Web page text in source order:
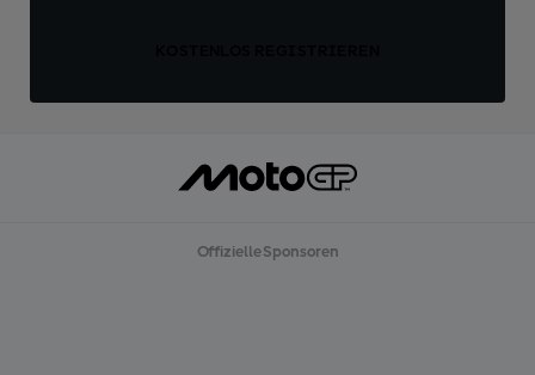
Offizielle Sponsoren